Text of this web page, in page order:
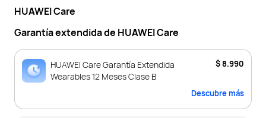
HUAWEI Care
Garantía extendida de HUAWEI Care
HUAWEI Care Garantía Extendida
Wearables 12 Meses Clase B
$ 8.990
Descubre más